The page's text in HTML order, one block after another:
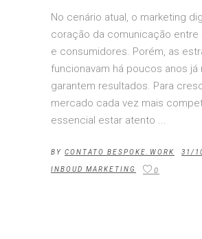
No cenário atual, o marketing
coração da comunicação entre
e consumidores. Porém, as
funcionavam há poucos anos já
garantem resultados. Para
mercado cada vez mais
essencial estar atento
BY CONTATO BESPOKE.WORK 31/
INBOUD MARKETING 0